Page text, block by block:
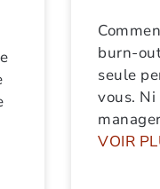
burn-
seule
vous.
VOIR